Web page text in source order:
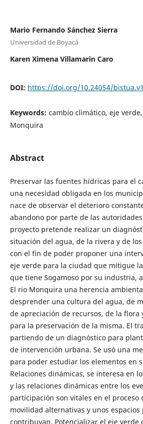
Mario Fernando Sánchez Sierra
Universidad de Boyacá
Karen Ximena Villamarin Caro
DOI: https://doi.org/10.24054/
Keywords: cambio climático, eje
Monquira
Abstract
Preservar las fuentes hídricas para el
una necesidad obligada en los
nace de observar el deterioro
abandono por parte de las
proyecto pretende realizar un
situación del agua, de la rivera y de
con el fin de poder proponer una
eje verde para la ciudad que mitigue
que tiene Sogamoso por su industria,
El rio Monquira una herencia
desprender una cultura del agua, de
de apreciación de recursos, de la flora
para la preservación de la misma. El
partiendo de un diagnóstico para
de intervención urbana. Se usó una
para poder estudiar los elementos en
Relaciones dinámicas, se interesa en
y las relaciones dinámicas entre los
participación son vitales en el proceso
movilidad alternativas y unos
contribuyan. Potencializar el eje verde